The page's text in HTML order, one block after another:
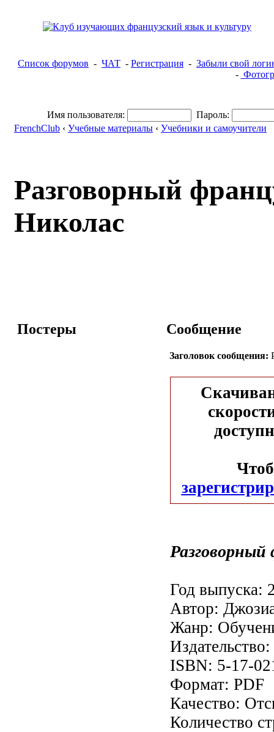
Список форумов - ЧАТ - Регистрация - Забыли свой
-
Имя пользователя:
Пароль:
FrenchClub ‹ Учебные материалы ‹ Учебники и самоучители
Разговорный
Николас
Постеры Сообщение
Заголовок сообщения:
Разговорный
Год выпуска:
Автор:
Жанр:
ISBN: 5-17-
Формат: PDF
Качество:
Количество